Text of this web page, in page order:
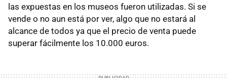
las expuestas en los museos fueron utilizadas. Si se
vende o no aun está por ver, algo que no estará al
alcance de todos ya que el precio de venta puede
superar fácilmente los 10.000 euros.